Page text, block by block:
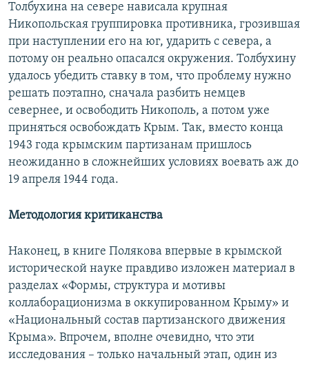
Толбухина на севере нависала крупная
Никопольская группировка противника, грозившая
при наступлении его на юг, ударить с севера, а
потому он реально опасался окружения. Толбухину
удалось убедить ставку в том, что проблему нужно
решать поэтапно, сначала разбить немцев
севернее, и освободить Никополь, а потом уже
приняться освобождать Крым. Так, вместо конца
1943 года крымским партизанам пришлось
неожиданно в сложнейших условиях воевать аж до
19 апреля 1944 года.
Методология критиканства
Наконец, в книге Полякова впервые в крымской
исторической науке правдиво изложен материал в
разделах «Формы, структура и мотивы
коллаборационизма в оккупированном Крыму» и
«Национальный состав партизанского движения
Крыма». Впрочем, вполне очевидно, что эти
исследования – только начальный этап, один из